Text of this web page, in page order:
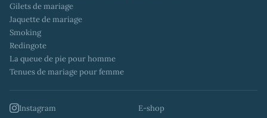
Gilets de mariage
Jaquette de mariage
Smoking
Redingote
La queue de pie pour homme
Tenues de mariage pour femme
Instagram E-shop